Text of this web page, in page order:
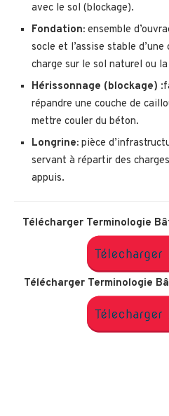
avec le sol (blockage).
Fondation: ensemble
socle et l’assise stable
charge sur le sol naturel ou
Hérissonnage (blockage)
répandre une couche de
mettre couler du béton.
Longrine: pièce
servant à répartir des
appuis.
Télécharger Terminologie
Télécharger Terminologie